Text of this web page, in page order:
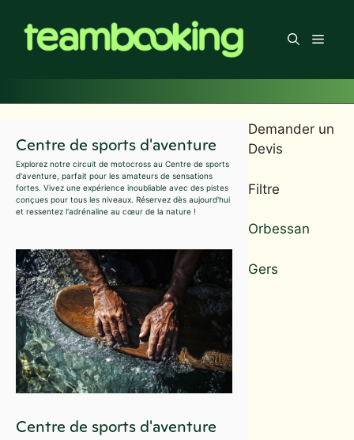
contenu
Menu
Centre de sports d'aventure
Explorez notre circuit de motocross au Centre de sports
d'aventure, parfait pour les amateurs de sensations
fortes. Vivez une expérience inoubliable avec des pistes
conçues pour tous les niveaux. Réservez dès aujourd'hui
et ressentez l'adrénaline au cœur de la nature !
Centre de sports d'aventure
Demander un
Devis
Filtre
Orbessan
Gers